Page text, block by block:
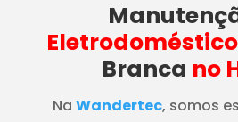
Branca no
Na Wandertec, somos